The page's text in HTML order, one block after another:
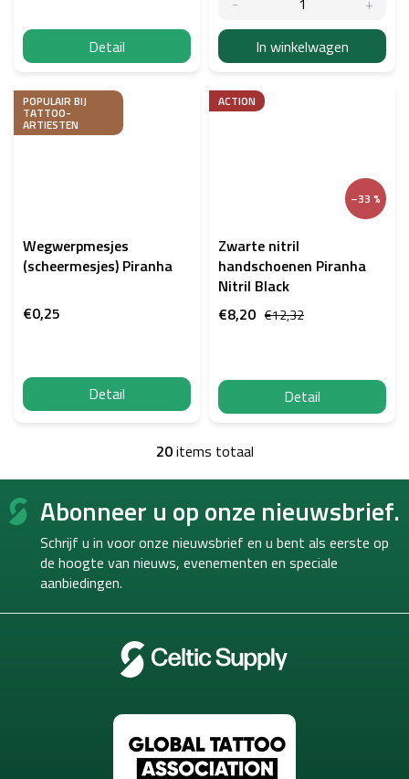
Detail In winkelwagen
POPULAIR BIJ
TATTOO-
ARTIESTEN
Wegwerpmesjes
(scheermesjes) Piranha
€0,25
Detail
ACTION
–33 %
Zwarte nitril
handschoenen Piranha
Nitril Black
€12,32
€8,20
Detail
L
i
s
t
b
e
e
i
n
n
20items totaal
F
Abonneer u op onze nieuwsbrief.
Schrijf u in voor onze nieuwsbrief en u bent als eerste op
de hoogte van nieuws, evenementen en speciale
aanbiedingen.